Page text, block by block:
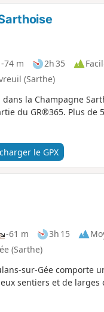
-74 m 2h 35
(Sarthe)
la Champagne
du GR®365. Plus de
le GPX
-61 m 3h 15
(Sarthe)
sur-Gée comporte
sentiers et de